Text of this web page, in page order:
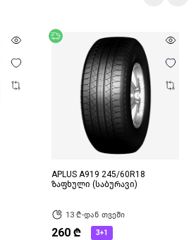
უფასო მიწოდება
APLUS A919 245/60R18
ზაფხული (საბურავი)
13 ₾-დან თვეში
260 ₾ 3+1